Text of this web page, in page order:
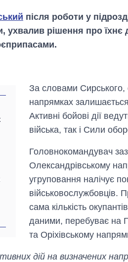
після роботи у
ухвалив рішення про їхнє
За словами Сирського,
напрямках
Активні бойові дії
війська, так і Сили
Головнокомандувач
Олександрівському
угруповання налічує
військовослужбовців.
сама кількість
даними, перебуває на
та Оріхівському
дій на визначених